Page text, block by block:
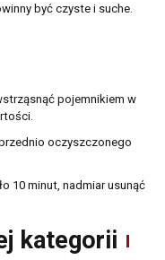
być czyste i suche.
pojemnikiem w
oczyszczonego
10 minut, nadmiar usunąć
kategorii